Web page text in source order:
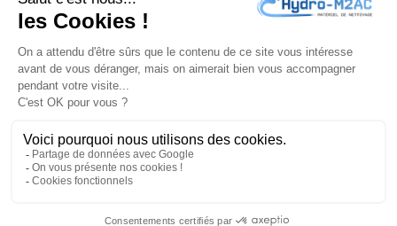
J'accepte lesconditions générales
politique de
confidentialité
PRODUITS
NOTRE SOCIÉTÉ
VOTRE COMPTE